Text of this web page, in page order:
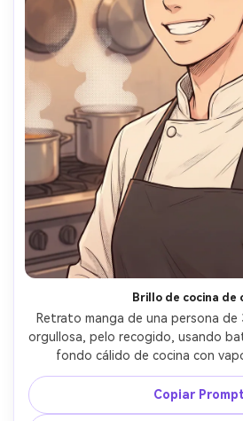
Brillo de cocina de
Retrato manga de una persona de
orgullosa, pelo recogido, usando
fondo cálido de cocina con
tungsteno cálida con reflejos
textura de vapor con semitono,
pliegues, encuadre de busto,
Copiar Prompt